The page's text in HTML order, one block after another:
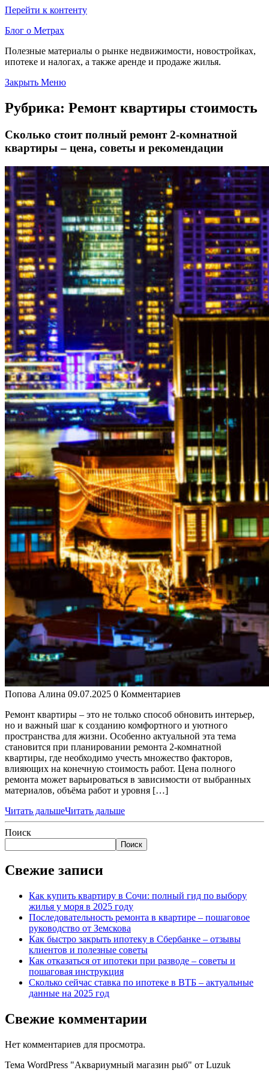
Перейти к контенту
Блог о Метрах
Полезные материалы о рынке недвижимости, новостройках,
ипотеке и налогах, а также аренде и продаже жилья.
Закрыть Меню
Рубрика: Ремонт квартиры стоимость
Сколько стоит полный ремонт 2-комнатной
квартиры – цена, советы и рекомендации
Попова Алина 09.07.2025 0 Комментариев
Ремонт квартиры – это не только способ обновить интерьер,
но и важный шаг к созданию комфортного и уютного
пространства для жизни. Особенно актуальной эта тема
становится при планировании ремонта 2-комнатной
квартиры, где необходимо учесть множество факторов,
влияющих на конечную стоимость работ. Цена полного
ремонта может варьироваться в зависимости от выбранных
материалов, объёма работ и уровня […]
Читать дальшеЧитать дальше
Поиск
Поиск
Свежие записи
Как купить квартиру в Сочи: полный гид по выбору
жилья у моря в 2025 году
Последовательность ремонта в квартире – пошаговое
руководство от Земскова
Как быстро закрыть ипотеку в Сбербанке – отзывы
клиентов и полезные советы
Как отказаться от ипотеки при разводе – советы и
пошаговая инструкция
Сколько сейчас ставка по ипотеке в ВТБ – актуальные
данные на 2025 год
Свежие комментарии
Нет комментариев для просмотра.
Тема WordPress "Аквариумный магазин рыб" от Luzuk